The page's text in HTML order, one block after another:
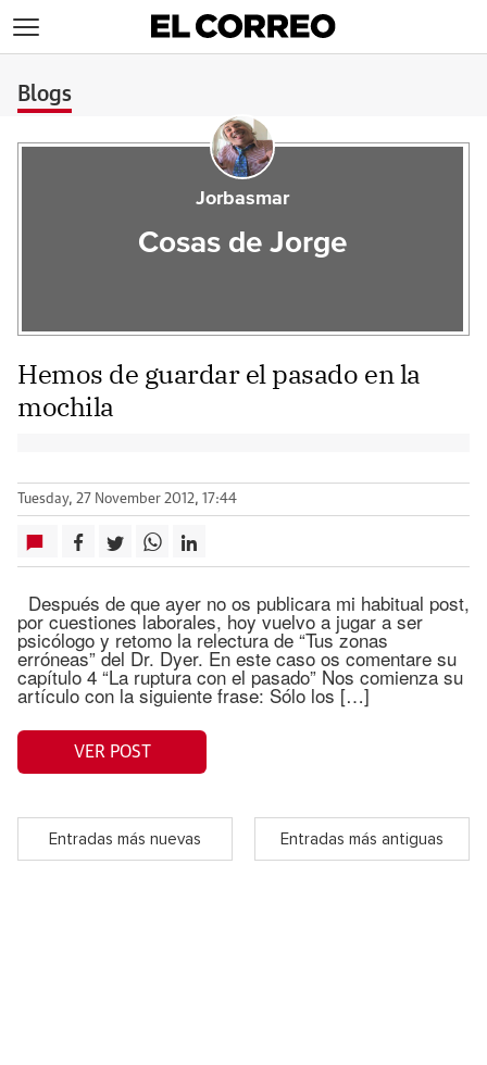
Blogs
Jorbasmar
Cosas de Jorge
Hemos de guardar el pasado en la
mochila
Tuesday, 27 November 2012, 17:44
Después de que ayer no os publicara mi habitual post,
por cuestiones laborales, hoy vuelvo a jugar a ser
psicólogo y retomo la relectura de “Tus zonas
erróneas” del Dr. Dyer. En este caso os comentare su
capítulo 4 “La ruptura con el pasado” Nos comienza su
artículo con la siguiente frase: Sólo los […]
VER POST
Entradas más nuevas Entradas más antiguas